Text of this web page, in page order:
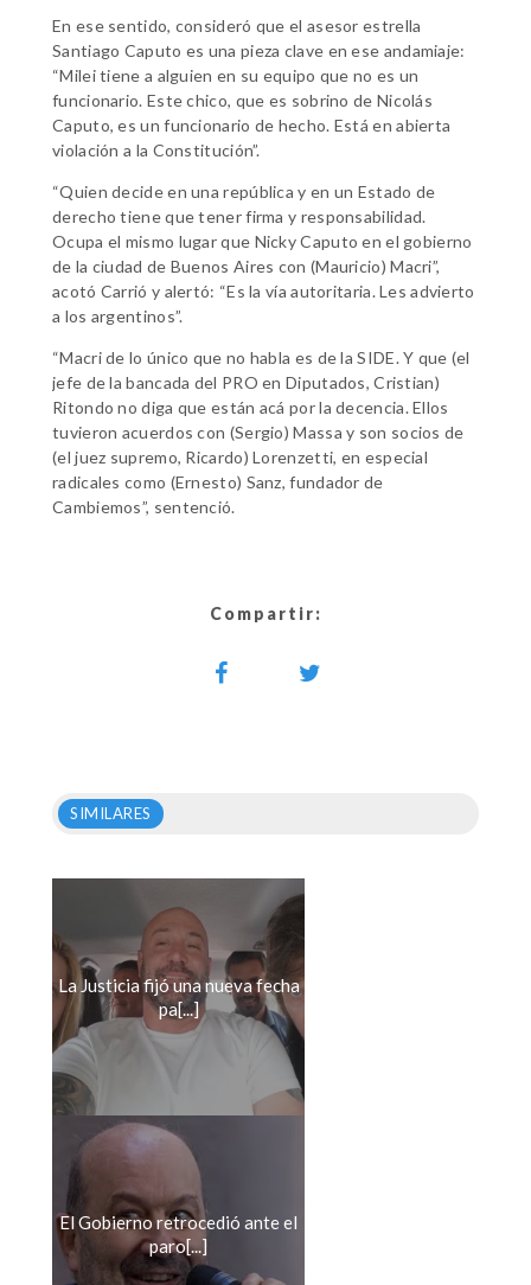
En ese sentido, consideró que el asesor estrella
Santiago Caputo es una pieza clave en ese andamiaje:
“Milei tiene a alguien en su equipo que no es un
funcionario. Este chico, que es sobrino de Nicolás
Caputo, es un funcionario de hecho. Está en abierta
violación a la Constitución”.
“Quien decide en una república y en un Estado de
derecho tiene que tener firma y responsabilidad.
Ocupa el mismo lugar que Nicky Caputo en el gobierno
de la ciudad de Buenos Aires con (Mauricio) Macri”,
acotó Carrió y alertó: “Es la vía autoritaria. Les advierto
a los argentinos”.
“Macri de lo único que no habla es de la SIDE. Y que (el
jefe de la bancada del PRO en Diputados, Cristian)
Ritondo no diga que están acá por la decencia. Ellos
tuvieron acuerdos con (Sergio) Massa y son socios de
(el juez supremo, Ricardo) Lorenzetti, en especial
radicales como (Ernesto) Sanz, fundador de
Cambiemos”, sentenció.
Compartir:
SIMILARES
La Justicia fijó una nueva fecha
pa[...]
El Gobierno retrocedió ante el
paro[...]